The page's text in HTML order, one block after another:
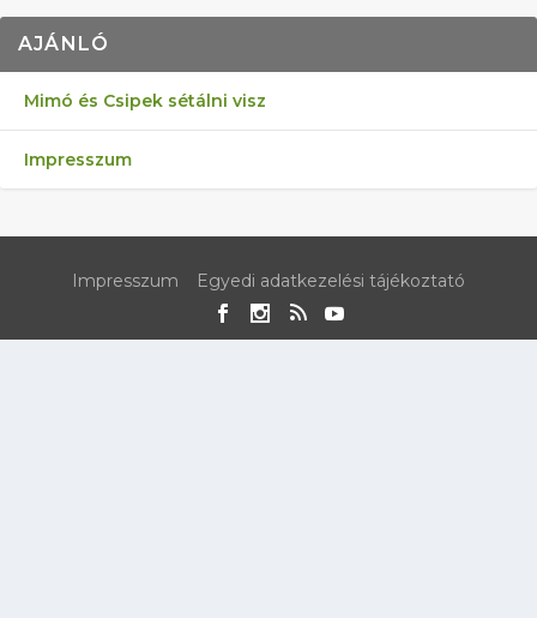
AJÁNLÓ
Mimó és Csipek sétálni visz
Impresszum
Impresszum Egyedi adatkezelési tájékoztató